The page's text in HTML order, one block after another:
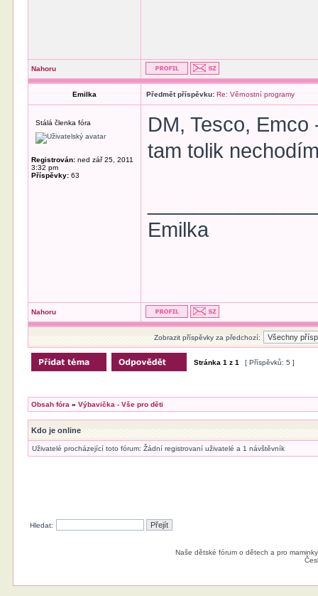
Nahoru
Emilka Předmět příspěvku: Re: Věrnostní programy
Stálá členka fóra
Registrován: ned zář 25, 2011
3:32 pm
Příspěvky: 63
DM, Tesco,
tam tolik
Emilka
Nahoru
Zobrazit příspěvky za předchozí:
Stránka1 z1 [ Příspěvků: 5 ]
Obsah fóra »Výbavička - Vše pro děti
Kdo je online
Uživatelé procházející toto fórum: Žádní registrovaní uživatelé a 1 návštěvník
Hledat:
Naše dětské fórum o dětech a pro